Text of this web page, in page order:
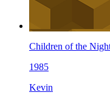
Children of the
1985
Kevin